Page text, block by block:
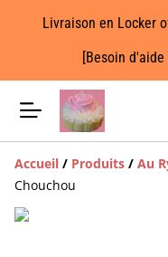
Livraison en Locker
[Besoin
Accueil / Produits / Au
Chouchou